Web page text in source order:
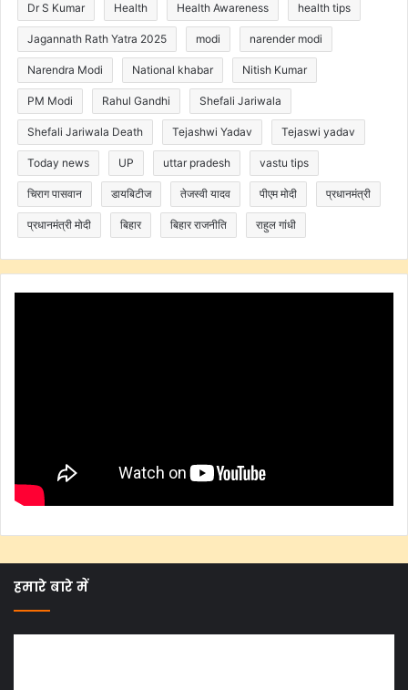
Dr S Kumar Health Health Awareness health tips
Jagannath Rath Yatra 2025 modi narender modi
Narendra Modi National khabar Nitish Kumar
PM Modi Rahul Gandhi Shefali Jariwala
Shefali Jariwala Death Tejashwi Yadav Tejaswi yadav
Today news UP uttar pradesh vastu tips
चिराग पासवान डायबिटीज तेजस्वी यादव पीएम मोदी प्रधानमंत्री
प्रधानमंत्री मोदी बिहार बिहार राजनीति राहुल गांधी
हमारे बारे में